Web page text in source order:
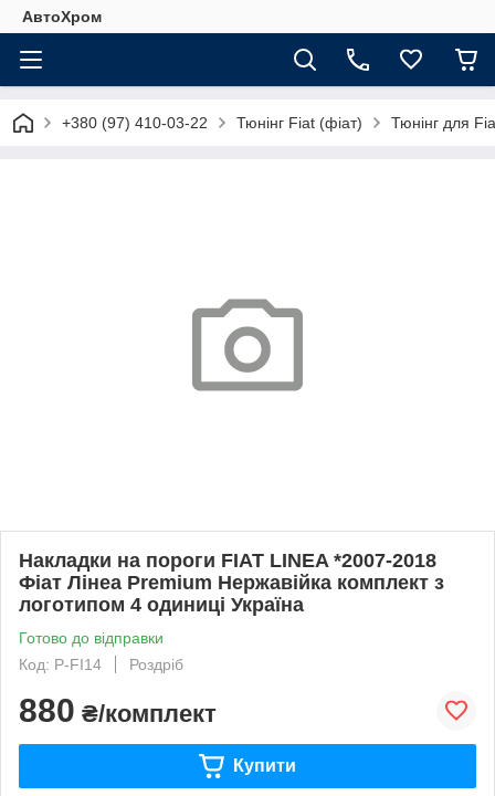
АвтоХром
+380 (97) 410-03-22 Тюнінг Fiat (фіат) Тюнінг для
Накладки на пороги FIAT LINEA *2007-2018
Фіат Лінеа Premium Нержавійка комплект з
логотипом 4 одиниці Україна
Готово до відправки
Код: P-FI14
Роздріб
880 ₴/комплект
Купити